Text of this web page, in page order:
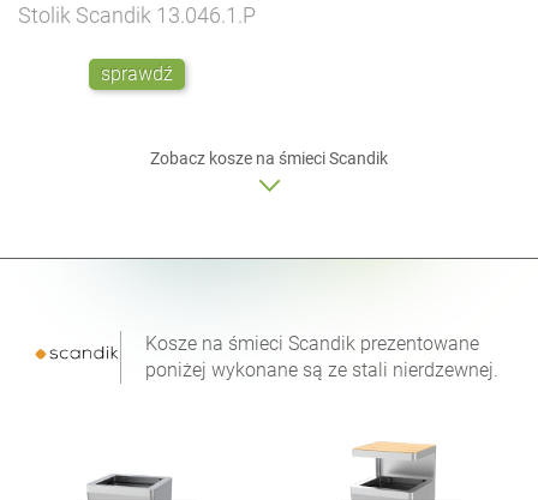
Stolik Scandik 13.046.1.P
sprawdź
Zobacz kosze na śmieci Scandik
Kosze na śmieci Scandik prezentowane
poniżej wykonane są ze stali nierdzewnej.